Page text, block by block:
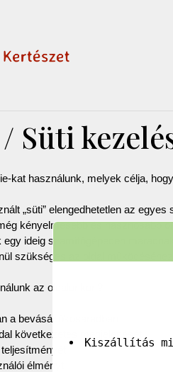
Süti
kat használunk, melyek célja,
„süti” elengedhetetlen az
kényelmesebb és hasznosabb
ideig számítógépeden
szükséges az oldal
az oldalunkon?
a bevásárlókosaradban
következetes megjelenését
élményt
Kiszállítás